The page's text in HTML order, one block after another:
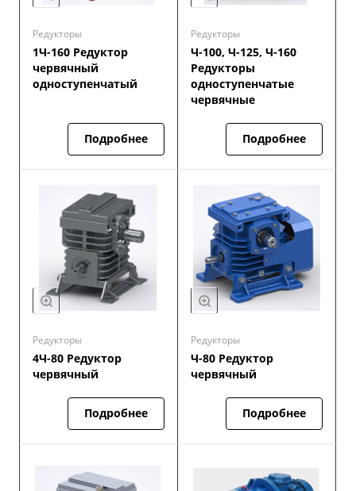
Редукторы
1Ч-160 Редуктор
червячный
одноступенчатый
Подробнее
Редукторы
Ч-100, Ч-125, Ч-160
Редукторы
одноступенчатые
червячные
Подробнее
Редукторы
4Ч-80 Редуктор
червячный
Подробнее
Редукторы
Ч-80 Редуктор
червячный
Подробнее